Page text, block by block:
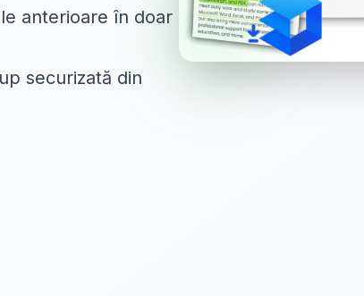
anterioare în doar
securizată din